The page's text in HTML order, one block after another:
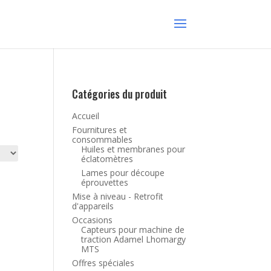
Catégories du produit
Accueil
Fournitures et
consommables
Huiles et membranes pour
éclatomètres
Lames pour découpe
éprouvettes
Mise à niveau - Retrofit
d'appareils
Occasions
Capteurs pour machine de
traction Adamel Lhomargy
MTS
Offres spéciales